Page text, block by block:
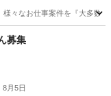
々なお仕事案件を『大多数
募集
8月5日